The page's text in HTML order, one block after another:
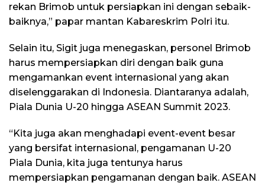
rekan Brimob untuk persiapkan ini dengan sebaik-
baiknya,” papar mantan Kabareskrim Polri itu.
Selain itu, Sigit juga menegaskan, personel Brimob
harus mempersiapkan diri dengan baik guna
mengamankan event internasional yang akan
diselenggarakan di Indonesia. Diantaranya adalah,
Piala Dunia U-20 hingga ASEAN Summit 2023.
“Kita juga akan menghadapi event-event besar
yang bersifat internasional, pengamanan U-20
Piala Dunia, kita juga tentunya harus
mempersiapkan pengamanan dengan baik. ASEAN